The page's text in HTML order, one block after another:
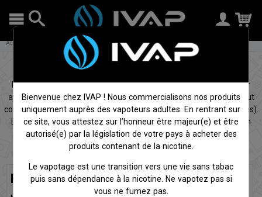
Accueil
Bases pour e-liquide
Pour fabriquer son propre e-liquide, il est nécessaire de débuter
avec une base contenant un mélange PG/VG. Cette base qui peut
contenir de la nicotine est en fait un e-liquide neutre (sans arômes).
base DIYpour faire duDIY e liquide permet ainsi d’ajouter un
arôme concentré pour imaginer ses propres recettes.
Filtres
Bienvenue chez IVAP ! Nous commercialisons nos produits
uniquement auprès des vapoteurs adultes. En rentrant sur
ce site, vous attestez sur l’honneur être majeur(e) et être
autorisé(e) par la législation de votre pays à acheter des
produits contenant de la nicotine.
Le vapotage est une transition vers une vie sans tabac
puis sans dépendance à la nicotine. Ne vapotez pas si
vous ne fumez pas.